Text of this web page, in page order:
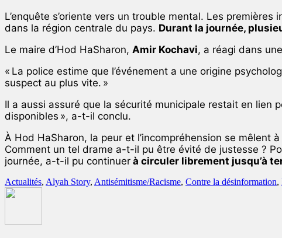
L’enquête s’oriente vers un trouble mental. Les
dans la région centrale du pays. Durant la journée,
Le maire d’Hod HaSharon, Amir Kochavi, a réagi dans
« La police estime que l’événement a une origine
suspect au plus vite. »
Il a aussi assuré que la sécurité municipale restait en lien
disponibles », a-t-il conclu.
À Hod HaSharon, la peur et l’incompréhension se mêlent
Comment un tel drame a-t-il pu être évité de justesse ?
journée, a-t-il pu continuer à circuler librement jusqu’à
Actualités, Alyah Story, Antisémitisme/Racisme, Contre la désinformation,